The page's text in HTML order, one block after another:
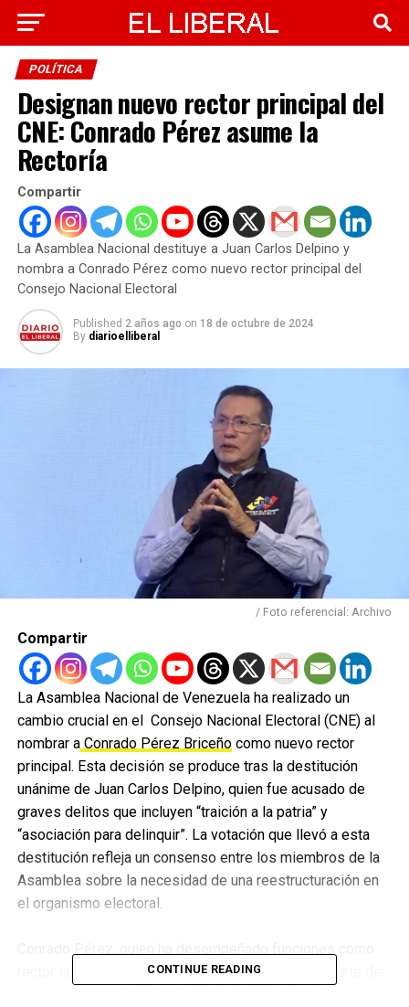
POLÍTICA
Designan nuevo rector principal del
CNE: Conrado Pérez asume la
Rectoría
Compartir
La Asamblea Nacional destituye a Juan Carlos Delpino y
nombra a Conrado Pérez como nuevo rector principal del
Consejo Nacional Electoral
Published 2 años ago on 18 de octubre de 2024
By diarioelliberal
/ Foto referencial: Archivo
Compartir
La Asamblea Nacional de Venezuela ha realizado un
cambio crucial en el Consejo Nacional Electoral (CNE) al
nombrar aConrado Pérez Briceñocomo nuevo rector
principal. Esta decisión se produce tras la destitución
unánime de Juan Carlos Delpino, quien fue acusado de
graves delitos que incluyen “traición a la patria” y
“asociación para delinquir”. La votación que llevó a esta
destitución refleja un consenso entre los miembros de la
Asamblea sobre la necesidad de una reestructuración en
el organismo electoral.
rector suplente desde agosto de 2023 y ha sido parte de
CONTINUE READING